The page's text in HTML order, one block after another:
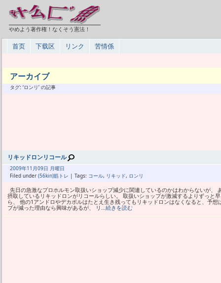
やめよう著作権！なくそう憲法！
首页 下载区 リンク 苦情係
アーカイブ
タグ: ‘ロンリ’ の記事
リキッドロンリコール
2009年11月09日 月曜日
Filed under (56kin)筋トレ | Tags: コール, リキッド, ロンリ
先日の急激なプロホルモン取扱いショップ減少に関連しているのかはわからないが、
摂取しているリキッドロンがリコールらしい。 取扱いショップが激減するよりずっと
ら、 他の1アンドロやデカボルはたとえ生き残ってもリキッドロンはなくなると、予
プが減った理由なら興味があるが、 リ …続きを読む